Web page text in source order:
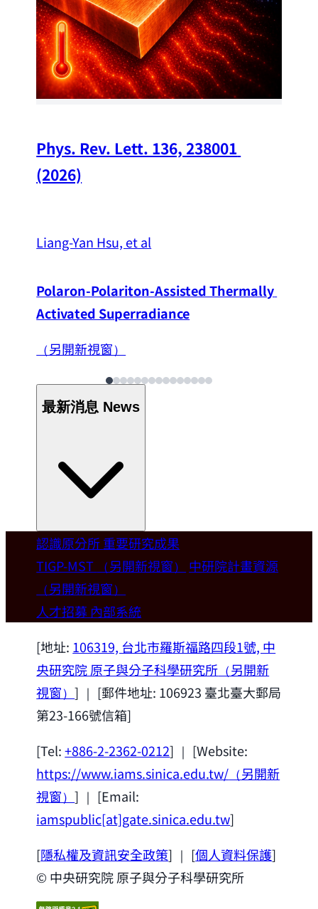
Phys. Rev. Lett. 136, 238001
(2026)
Liang-Yan Hsu, et al
Polaron-Polariton-Assisted Thermally
Activated Superradiance
（另開新視窗）
最新消息 News
Welcome
歡迎本所新聘合聘研究員陳俊維特聘教授
(國立台灣大學材料科學與工程學系)。
2026-07-14
認識原分所重要研究成果
TIGP-MST （另開新視窗）
中研院計畫資源
（另開新視窗）
人才招募 內部系統
[地址: 106319, 台北市羅斯福路四段1號, 中
央研究院 原子與分子科學研究所 （另開新
視窗）] ｜ [郵件地址: 106923 臺北臺大郵局
第23-166號信箱]
[Tel:+886-2-2362-0212] ｜ [Website:
https://www.iams.sinica.edu.tw/ （另開新
視窗）] ｜ [Email:
iamspublic[at]gate.sinica.edu.tw]
[隱私權及資訊安全政策] ｜ [個人資料保護]
© 中央研究院 原子與分子科學研究所